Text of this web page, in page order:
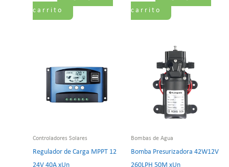
carrito
carrito
Controladores Solares
Regulador de Carga MPPT 12
24V 40A xUn
Bombas de Agua
Bomba Presurizadora 42W12V
260LPH 50M xUn